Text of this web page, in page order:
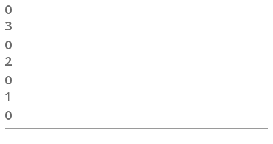
0
3
0
2
0
1
0